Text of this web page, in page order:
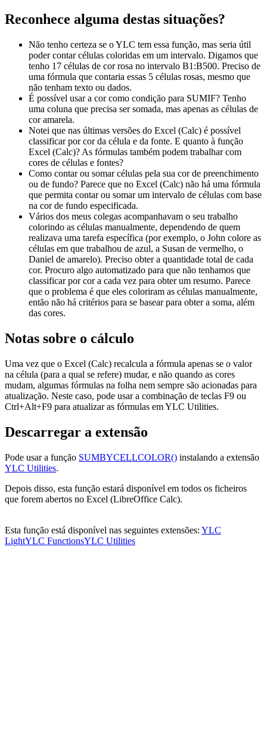
Reconhece alguma destas situações?
Não tenho certeza se o YLC tem essa função, mas seria útil
poder contar células coloridas em um intervalo. Digamos que
tenho 17 células de cor rosa no intervalo B1:B500. Preciso de
uma fórmula que contaria essas 5 células rosas, mesmo que
não tenham texto ou dados.
É possível usar a cor como condição para SUMIF? Tenho
uma coluna que precisa ser somada, mas apenas as células de
cor amarela.
Notei que nas últimas versões do Excel (Calc) é possível
classificar por cor da célula e da fonte. E quanto à função
Excel (Calc)? As fórmulas também podem trabalhar com
cores de células e fontes?
Como contar ou somar células pela sua cor de preenchimento
ou de fundo? Parece que no Excel (Calc) não há uma fórmula
que permita contar ou somar um intervalo de células com base
na cor de fundo especificada.
Vários dos meus colegas acompanhavam o seu trabalho
colorindo as células manualmente, dependendo de quem
realizava uma tarefa específica (por exemplo, o John colore as
células em que trabalhou de azul, a Susan de vermelho, o
Daniel de amarelo). Preciso obter a quantidade total de cada
cor. Procuro algo automatizado para que não tenhamos que
classificar por cor a cada vez para obter um resumo. Parece
que o problema é que eles coloriram as células manualmente,
então não há critérios para se basear para obter a soma, além
das cores.
Notas sobre o cálculo
Uma vez que o Excel (Calc) recalcula a fórmula apenas se o valor
na célula (para a qual se refere) mudar, e não quando as cores
mudam, algumas fórmulas na folha nem sempre são acionadas para
atualização. Neste caso, pode usar a combinação de teclas F9 ou
Ctrl+Alt+F9 para atualizar as fórmulas em YLC Utilities.
Descarregar a extensão
Pode usar a função SUMBYCELLCOLOR() instalando a extensão
YLC Utilities.
Depois disso, esta função estará disponível em todos os ficheiros
que forem abertos no Excel (LibreOffice Calc).
Esta função está disponível nas seguintes extensões: YLC
LightYLC FunctionsYLC Utilities